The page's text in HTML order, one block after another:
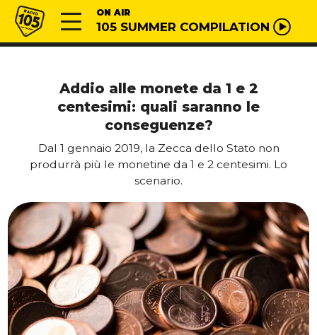
Vai al contenuto
Radio 105 ON AIR
105 SUMMER COMPILATION
Addio alle monete da 1 e 2
centesimi: quali saranno le
conseguenze?
Dal 1 gennaio 2019, la Zecca dello Stato non
produrrà più le monetine da 1 e 2 centesimi. Lo
scenario.